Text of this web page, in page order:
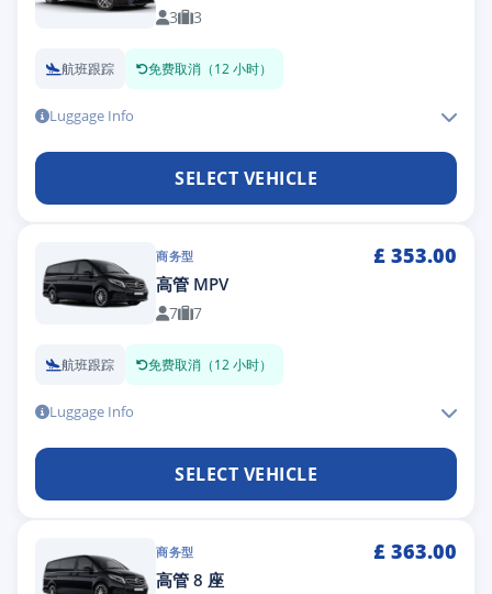
3 3
航班跟踪 免费取消（12 小时）
Luggage Info
SELECT VEHICLE
商务型 £ 353.00
高管 MPV
7 7
航班跟踪 免费取消（12 小时）
Luggage Info
SELECT VEHICLE
商务型 £ 363.00
高管 8 座